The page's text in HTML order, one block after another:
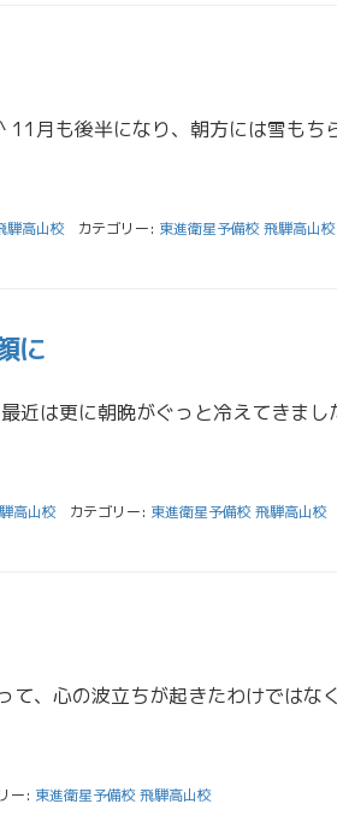
騨高山校 カテゴリー: 東進衛星予備校 飛騨高山校
に
高山校 カテゴリー: 東進衛星予備校 飛騨高山校
ー: 東進衛星予備校 飛騨高山校